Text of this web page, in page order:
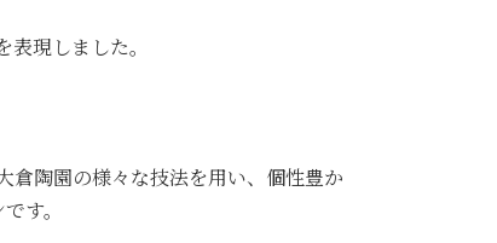
現しました。
倉陶園の様々な技法を用い、個性豊か
す。